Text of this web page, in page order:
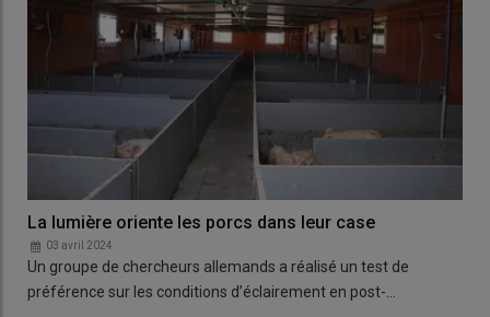
La lumière oriente les porcs dans leur case
03 avril 2024
Un groupe de chercheurs allemands a réalisé un test de
préférence sur les conditions d’éclairement en post-…